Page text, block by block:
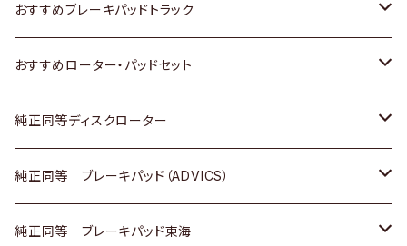
いすゞ
ダイハツ
マツダ
三菱
スバル
日産
いすゞ
ダイハツ
マツダ
三菱
日産
いすゞ
ダイハツ
三菱
日野
ホンダ
スズキ
日産
ダイハツ
マツダ
トヨタ
ホンダ
スズキ
日産
いすゞ
おすすめブレーキパッドトラック
トヨタ
日産
いすゞ
ダイハツ
おすすめローター・パッドセット
トヨタ
ホンダ
スズキ
純正同等ディスクローター
トヨタ
ホンダ
純正同等 ブレーキパッド（ADVICS）
トヨタ
純正同等 ブレーキパッド東海